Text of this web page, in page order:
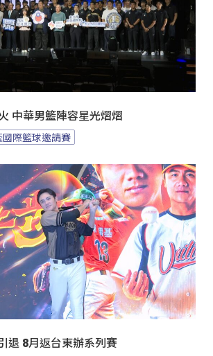
中華男籃陣容星光熠熠
際籃球邀請賽
退 8月返台東辦系列賽